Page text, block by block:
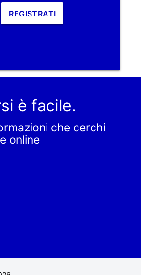
REGISTRATI
è facile.
che cerchi
online